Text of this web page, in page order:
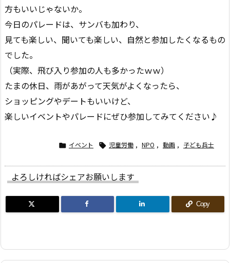
方もいいじゃないか。
今日のパレードは、サンバも加わり、
見ても楽しい、聞いても楽しい、自然と参加したくなるもの
でした。
（実際、飛び入り参加の人も多かったｗｗ）
たまの休日、雨があがって天気がよくなったら、
ショッピングやデートもいいけど、
楽しいイベントやパレードにぜひ参加してみてください♪
 イベント  児童労働 , NPO , 動画 , 子ども兵士
よろしければシェアお願いします
Copy